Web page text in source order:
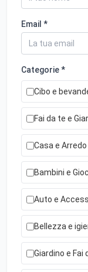
Email *
Categorie *
Cibo e
Fai da te e
Casa e Arredo
Bambini e
Auto e
Bellezza e
Giardino e Fai